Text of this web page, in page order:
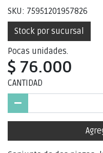
SKU: 75951201957826
Stock por sucursal
Pocas unidades.
$ 76.000
CANTIDAD